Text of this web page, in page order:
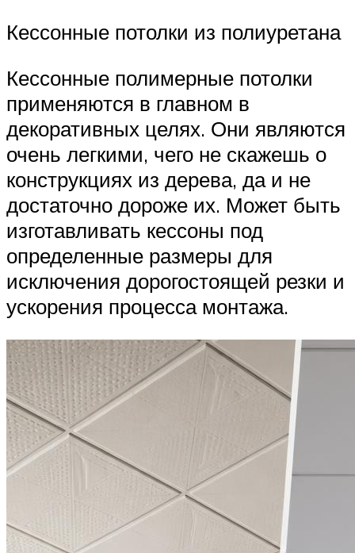
Кессонные потолки из полиуретана
Кессонные полимерные потолки
применяются в главном в
декоративных целях. Они являются
очень легкими, чего не скажешь о
конструкциях из дерева, да и не
достаточно дороже их. Может быть
изготавливать кессоны под
определенные размеры для
исключения дорогостоящей резки и
ускорения процесса монтажа.